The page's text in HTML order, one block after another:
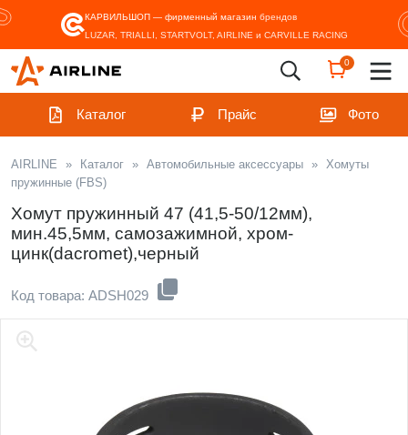
КАРВИЛЬШОП — фирменный магазин брендов
LUZAR, TRIALLI, STARTVOLT, AIRLINE и CARVILLE RACING
0
Каталог Прайс Фото
AIRLINE » Каталог » Автомобильные аксессуары » Хомуты
пружинные (FBS)
Хомут пружинный 47 (41,5-50/12мм),
мин.45,5мм, самозажимной, хром-
цинк(dacromet),черный
Код товара: ADSH029